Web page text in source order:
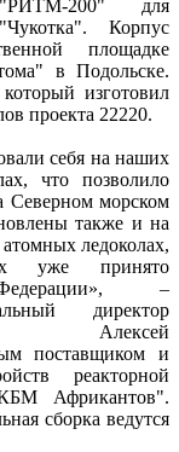
"РИТМ-200" для
Корпус
площадке
в Подольске.
изготовил
проекта 22220.
себя на наших
что позволило
Северном морском
также и на
ледоколах,
уже принято
–
директор
Алексей
поставщиком и
реакторной
Африкантов".
сборка ведутся